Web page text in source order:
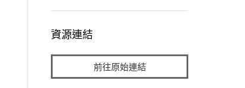
資源連結
前往原始連結